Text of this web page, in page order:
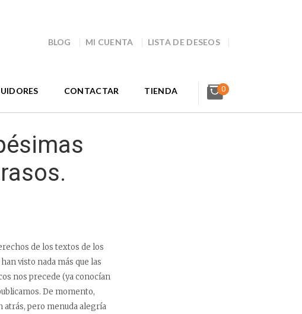
BLOG MI CUENTA LISTA DE DESEOS
CONTACTAR TIENDA 0
de los textos de los
visto nada más que las
nos precede (ya conocían
De momento,
atrás, pero menuda alegría